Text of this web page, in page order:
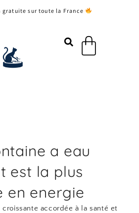
gratuite sur toute la France
Panier
a eau
est la plus
en energie
accordée à la santé et